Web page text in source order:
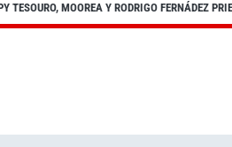
TESOURO, MOOREA Y RODRIGO FERNÁDEZ